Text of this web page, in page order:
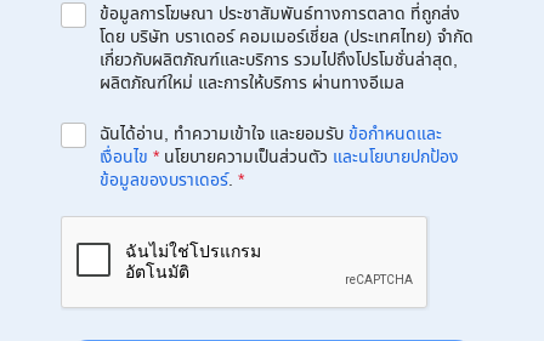
ข้อมูลการโฆษณา ประชาสัมพันธ์ทางการตลาด ที่ถูกส่ง
โดย บริษัท บราเดอร์ คอมเมอร์เชี่ยล (ประเทศไทย) จำกัด
เกี่ยวกับผลิตภัณฑ์และบริการ รวมไปถึงโปรโมชั่นล่าสุด,
ผลิตภัณฑ์ใหม่ และการให้บริการ ผ่านทางอีเมล
ฉันได้อ่าน, ทำความเข้าใจ และยอมรับข้อกำหนดและ
เงื่อนไข * นโยบายความเป็นส่วนตัว และนโยบายปกป้อง
ข้อมูลของบราเดอร์. *